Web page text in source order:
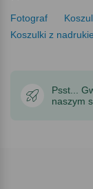
Fotograf
Koszulki z
Psst...
naszym